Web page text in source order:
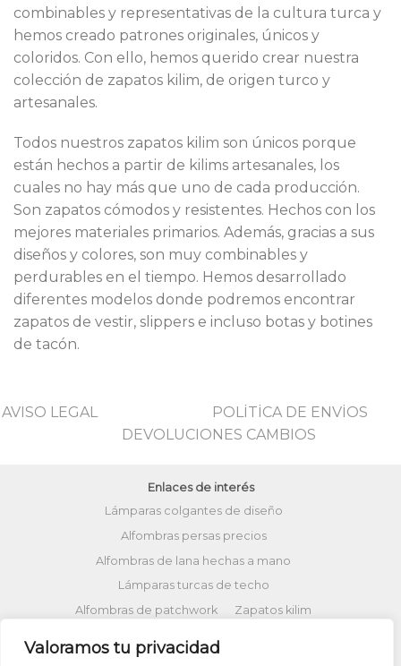
Valoramos tu privacidad
combinables y representativas de la cultura turca y
hemos creado patrones originales, únicos y
coloridos. Con ello, hemos querido crear nuestra
colección de zapatos kilim, de origen turco y
artesanales.
Todos nuestros zapatos kilim son únicos porque
están hechos a partir de kilims artesanales, los
cuales no hay más que uno de cada producción.
Son zapatos cómodos y resistentes. Hechos con los
mejores materiales primarios. Además, gracias a sus
diseños y colores, son muy combinables y
perdurables en el tiempo. Hemos desarrollado
diferentes modelos donde podremos encontrar
zapatos de vestir, slippers e incluso botas y botines
de tacón.
AVISO LEGAL
POLİTİCA DE ENVİOS
DEVOLUCIONES CAMBIOS
Enlaces de interés
Lámparas colgantes de diseño
Alfombras persas precios
Alfombras de lana hechas a mano
Lámparas turcas de techo
Alfombras de patchwork
Zapatos kilim
Alfombras patchwork vintage